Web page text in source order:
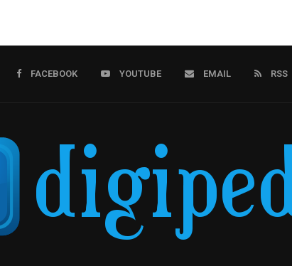
FACEBOOK YOUTUBE EMAIL RSS